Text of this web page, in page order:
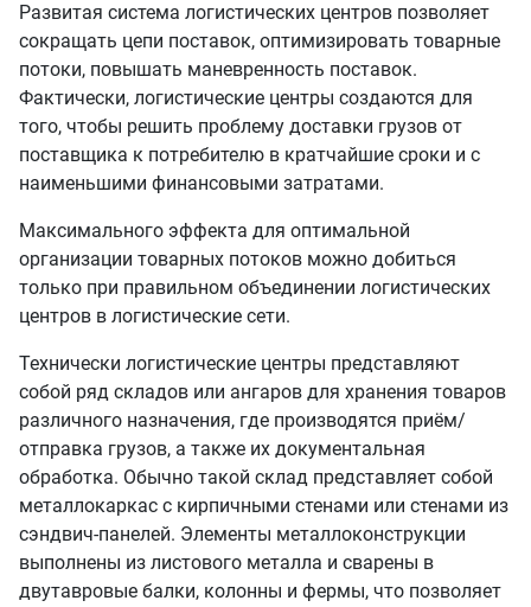
Развитая система логистических центров позволяет
сокращать цепи поставок, оптимизировать товарные
потоки, повышать маневренность поставок.
Фактически, логистические центры создаются для
того, чтобы решить проблему доставки грузов от
поставщика к потребителю в кратчайшие сроки и с
наименьшими финансовыми затратами.
Максимального эффекта для оптимальной
организации товарных потоков можно добиться
только при правильном объединении логистических
центров в логистические сети.
Технически логистические центры представляют
собой ряд складов или ангаров для хранения товаров
различного назначения, где производятся приём/
отправка грузов, а также их документальная
обработка. Обычно такой склад представляет собой
металлокаркас с кирпичными стенами или стенами из
сэндвич-панелей. Элементы металлоконструкции
выполнены из листового металла и сварены в
двутавровые балки, колонны и фермы, что позволяет